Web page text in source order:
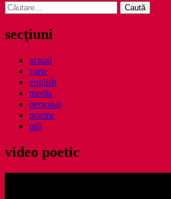
Caută
după:
secţiuni
actual
carte
english
media
personal
poeme
util
video poetic